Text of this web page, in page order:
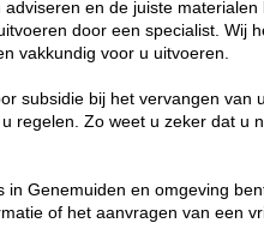
en de juiste
door een specialist. Wij
vakkundig voor u uitvoeren.
subsidie bij het vervangen van
regelen. Zo weet u zeker dat u
Genemuiden en omgeving
of het aanvragen van een